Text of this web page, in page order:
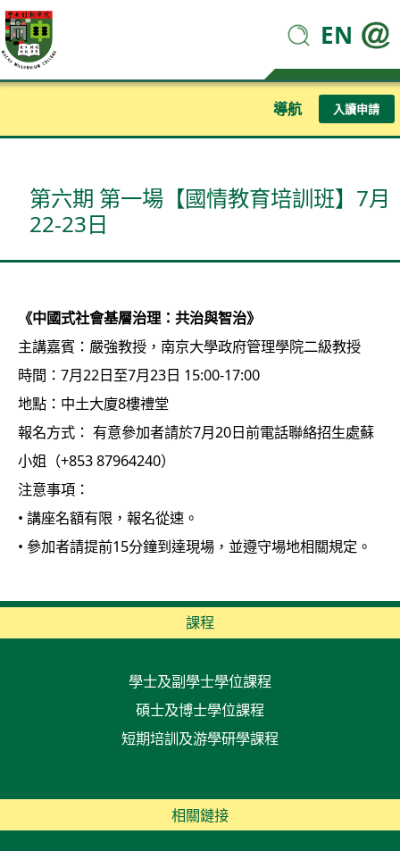
EN
導航 入讀申請
第六期 第一場【國情教育培訓班】7月
22-23日
《中國式社會基層治理：共治與智治》
主講嘉賓：嚴強教授，南京大學政府管理學院二級教授
時間：7月22日至7月23日 15:00-17:00
地點：中土大廈8樓禮堂
報名方式： 有意參加者請於7月20日前電話聯絡招生處蘇
小姐（+853 87964240）
注意事項：
• 講座名額有限，報名從速。
• 參加者請提前15分鐘到達現場，並遵守場地相關規定。
課程
學士及副學士學位課程
碩士及博士學位課程
短期培訓及游學研學課程
相關鏈接